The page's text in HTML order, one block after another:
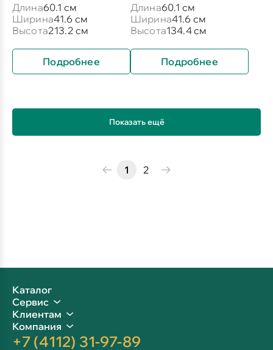
Длина60.1 см
Ширина41.6 см
Высота213.2 см
Подробнее
Длина60.1 см
Ширина41.6 см
Высота134.4 см
Подробнее
Показать ещё
1 2
Каталог
Сервис
Клиентам
Компания
+7 (4112) 31-97-89